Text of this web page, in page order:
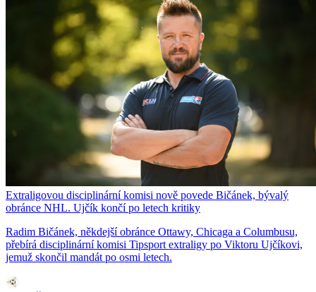
Extraligovou disciplinární komisi nově povede Bičánek, bývalý
obránce NHL. Ujčík končí po letech kritiky
Radim Bičánek, někdejší obránce Ottawy, Chicaga a Columbusu,
přebírá disciplinární komisi Tipsport extraligy po Viktoru Ujčíkovi,
jemuž skončil mandát po osmi letech.